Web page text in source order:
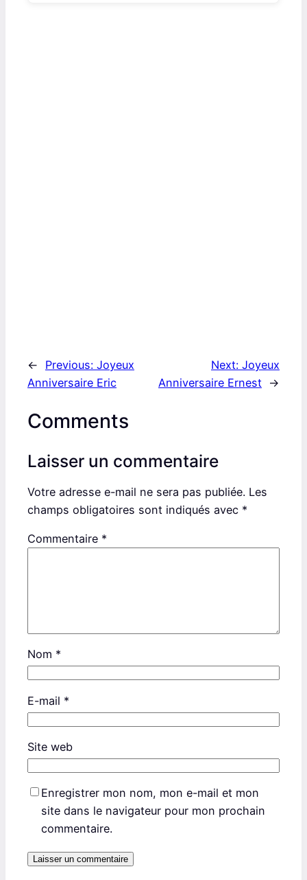
← Previous: Joyeux
Anniversaire Eric
Next: Joyeux
Anniversaire Ernest →
Comments
Laisser un commentaire
Votre adresse e-mail ne sera pas publiée. Les
champs obligatoires sont indiqués avec *
Commentaire *
Nom *
E-mail *
Site web
Enregistrer mon nom, mon e-mail et mon
site dans le navigateur pour mon prochain
commentaire.